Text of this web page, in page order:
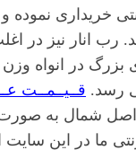
خریداری نموده
رب انار نیز در
در انواه وزن
رسد. قــیــمــت
شمال به صورت
ما در این سایت